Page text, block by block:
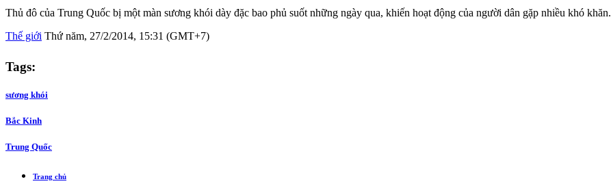
Thủ đô của Trung Quốc bị một màn sương khói dày đặc bao phủ suốt những ngày qua, khiến hoạt động của người dân gặp nhiều khó khăn.
Thế giới Thứ năm, 27/2/2014, 15:31 (GMT+7)
Tags:
sương khói
Bắc Kinh
Trung Quốc
Trang chủ